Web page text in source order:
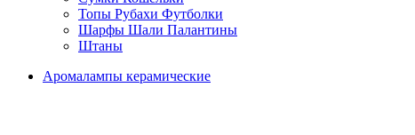
Топы Рубахи Футболки
Шарфы Шали Палантины
Штаны
Aромалампы керамические